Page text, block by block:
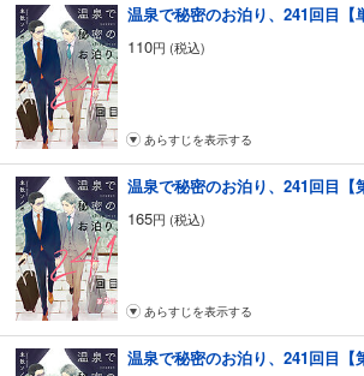
温泉で秘密のお泊り、241回目【
110円 (税込)
あらすじを表示する
温泉で秘密のお泊り、241回目【
165円 (税込)
あらすじを表示する
温泉で秘密のお泊り、241回目【